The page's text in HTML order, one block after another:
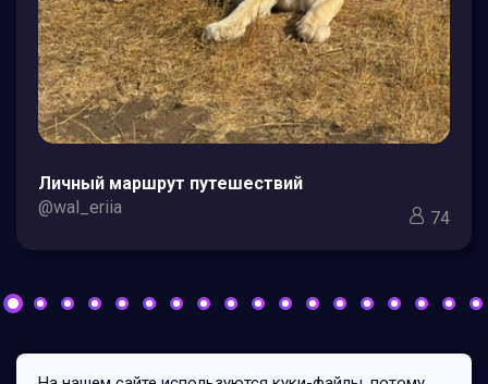
Личный маршрут путешествий
@wal_eriia
74